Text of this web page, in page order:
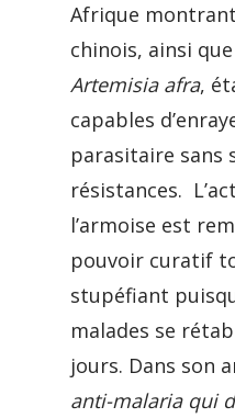
Afrique
chinois, ainsi
Artemisia afra,
capables
parasitaire sans
résistances.
l’armoise est
pouvoir curatif
stupéfiant
malades se
jours. Dans son
anti-malaria qui